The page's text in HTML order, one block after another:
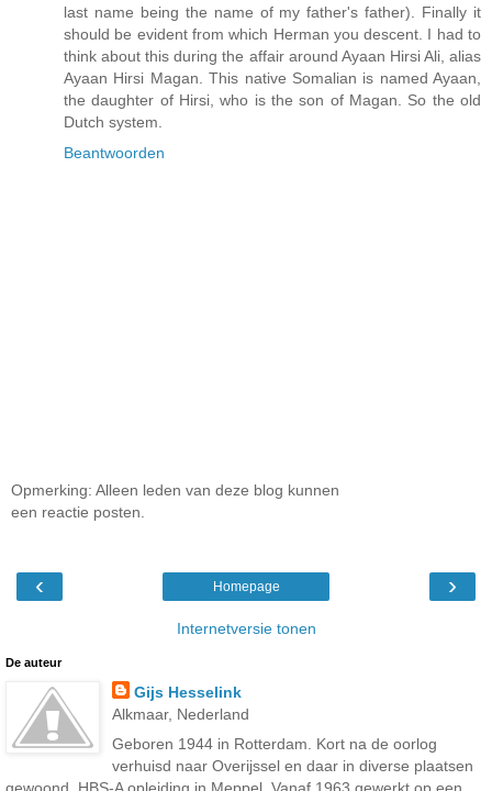
last name being the name of my father's father). Finally it
should be evident from which Herman you descent. I had to
think about this during the affair around Ayaan Hirsi Ali, alias
Ayaan Hirsi Magan. This native Somalian is named Ayaan,
the daughter of Hirsi, who is the son of Magan. So the old
Dutch system.
Beantwoorden
Opmerking: Alleen leden van deze blog kunnen
een reactie posten.
‹ ›
Homepage
Internetversie tonen
De auteur
Gijs Hesselink
Alkmaar, Nederland
Geboren 1944 in Rotterdam. Kort na de oorlog
verhuisd naar Overijssel en daar in diverse plaatsen
gewoond. HBS-A opleiding in Meppel. Vanaf 1963 gewerkt op een